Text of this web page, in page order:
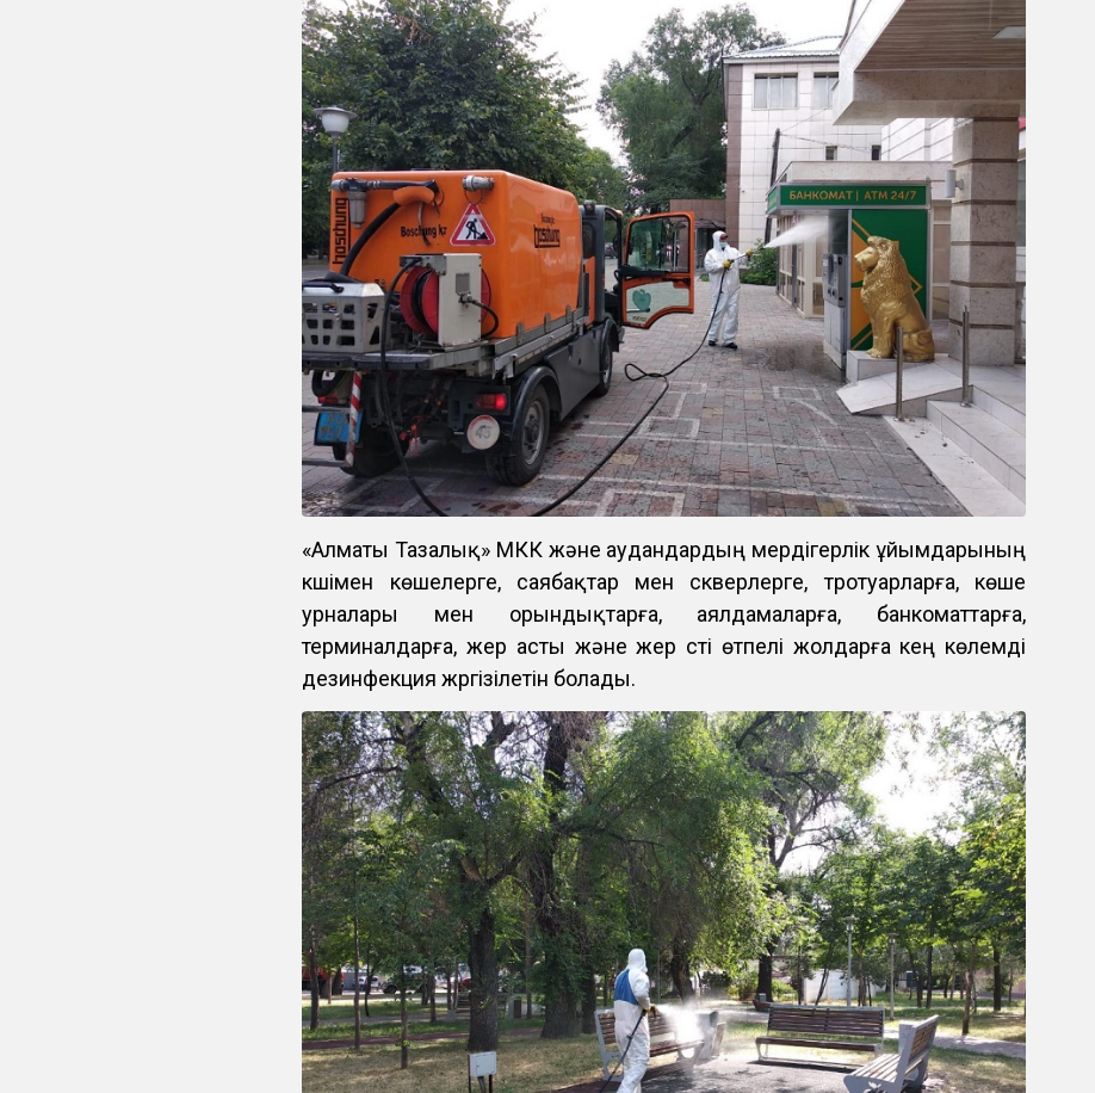
«Алматы Тазалық» МКК және аудандардың мердігерлік ұйымдарының
күшімен көшелерге, саябақтар мен скверлерге, тротуарларға, көше
урналары мен орындықтарға, аялдамаларға, банкоматтарға,
терминалдарға, жер асты және жер үсті өтпелі жолдарға кең көлемді
дезинфекция жүргізілетін болады.